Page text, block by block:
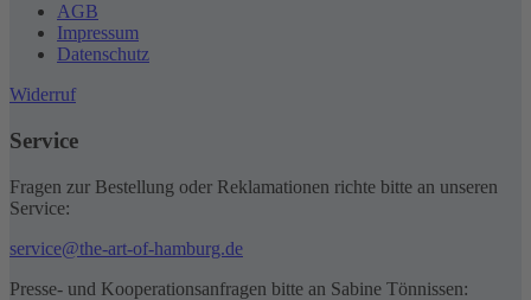
AGB
Impressum
Datenschutz
Widerruf
Service
Fragen zur Bestellung oder Reklamationen richte bitte an unseren
Service:
service@the-art-of-hamburg.de
Presse- und Kooperationsanfragen bitte an Sabine Tönnissen: